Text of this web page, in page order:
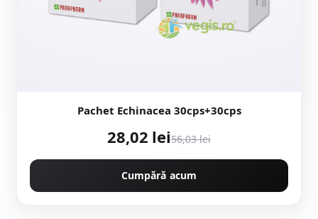
Pachet Echinacea 30cps+30cps
28,02 lei56,03 lei
Cumpără acum